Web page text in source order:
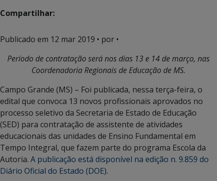
Compartilhar:
Publicado em 12 mar 2019 • por •
Período de contratação será nos dias 13 e 14 de março, nas
Coordenadoria Regionais de Educação de MS.
Campo Grande (MS) – Foi publicada, nessa terça-feira, o
edital que convoca 13 novos profissionais aprovados no
processo seletivo da Secretaria de Estado de Educação
(SED) para contratação de assistente de atividades
educacionais das unidades de Ensino Fundamental em
Tempo Integral, que fazem parte do programa Escola da
Autoria. A publicação está disponível na edição n. 9.859 do
Diário Oficial do Estado (DOE).